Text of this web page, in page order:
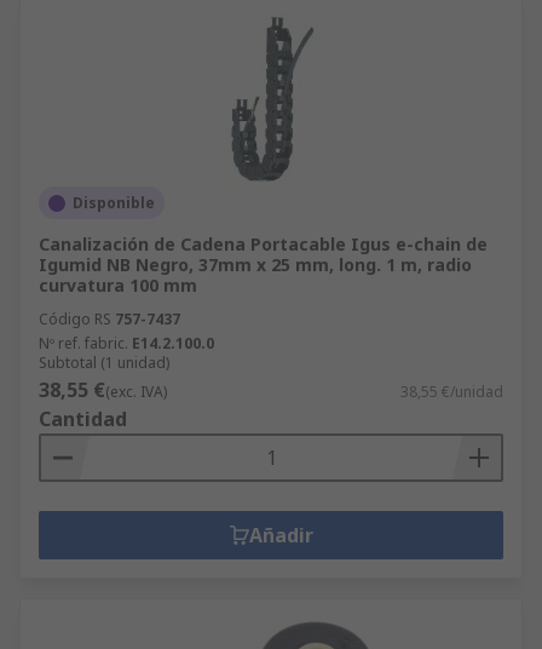
Disponible
Canalización de Cadena Portacable Igus e-chain de
Igumid NB Negro, 37mm x 25 mm, long. 1 m, radio
curvatura 100 mm
Código RS 757-7437
Nº ref. fabric. E14.2.100.0
Subtotal (1 unidad)
38,55 €(exc. IVA) 38,55 €/unidad
Cantidad
Añadir